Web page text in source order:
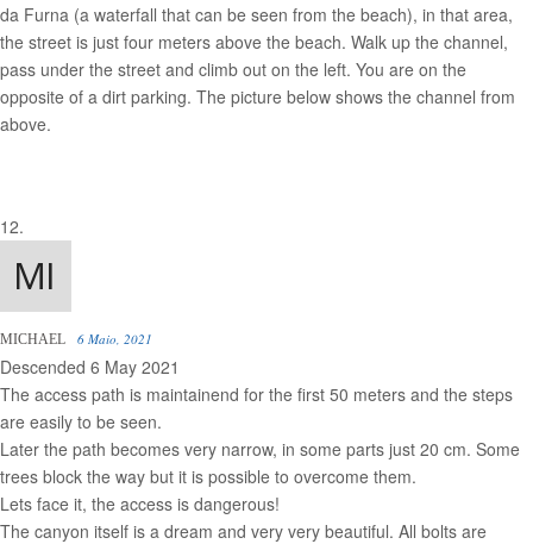
da Furna (a waterfall that can be seen from the beach), in that area,
the street is just four meters above the beach. Walk up the channel,
pass under the street and climb out on the left. You are on the
opposite of a dirt parking. The picture below shows the channel from
above.
MICHAEL 6 Maio, 2021
Descended 6 May 2021
The access path is maintainend for the first 50 meters and the steps
are easily to be seen.
Later the path becomes very narrow, in some parts just 20 cm. Some
trees block the way but it is possible to overcome them.
Lets face it, the access is dangerous!
The canyon itself is a dream and very very beautiful. All bolts are